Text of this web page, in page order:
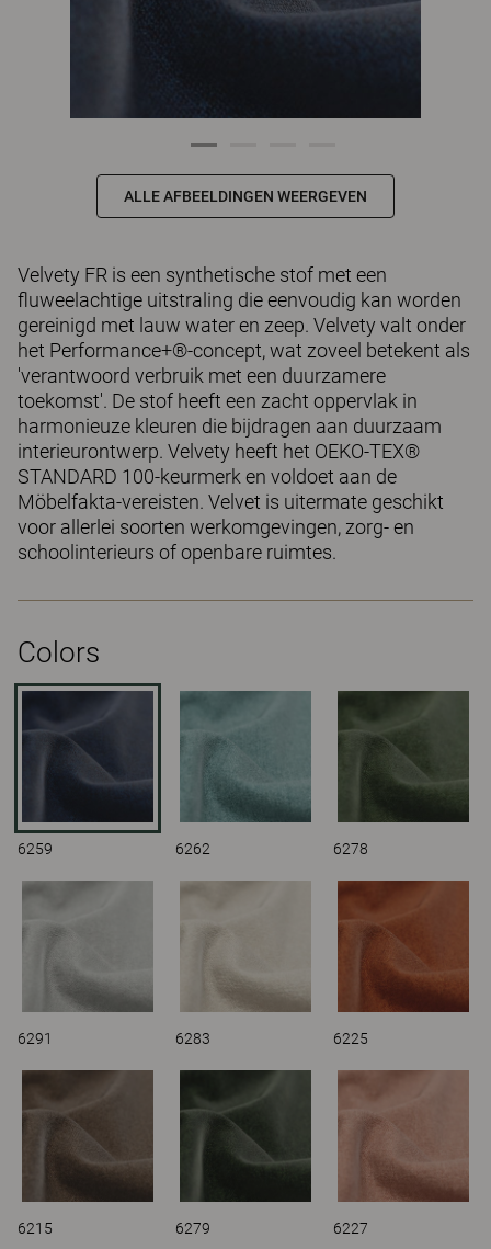
ALLE AFBEELDINGEN WEERGEVEN
Velvety FR is een synthetische stof met een
fluweelachtige uitstraling die eenvoudig kan worden
gereinigd met lauw water en zeep. Velvety valt onder
het Performance+®-concept, wat zoveel betekent als
'verantwoord verbruik met een duurzamere
toekomst'. De stof heeft een zacht oppervlak in
harmonieuze kleuren die bijdragen aan duurzaam
interieurontwerp. Velvety heeft het OEKO-TEX®
STANDARD 100-keurmerk en voldoet aan de
Möbelfakta-vereisten. Velvet is uitermate geschikt
voor allerlei soorten werkomgevingen, zorg- en
schoolinterieurs of openbare ruimtes.
Colors
6259 6262 6278
6291 6283 6225
6215 6279 6227